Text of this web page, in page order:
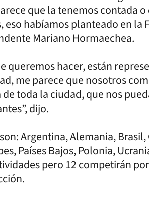
que la tenemos contada
habíamos planteado en la
Mariano Hormaechea.
queremos hacer, están
me parece que nosotros
toda la ciudad, que nos
dijo.
Argentina, Alemania, Brasil,
Países Bajos, Polonia,
pero 12 competirán